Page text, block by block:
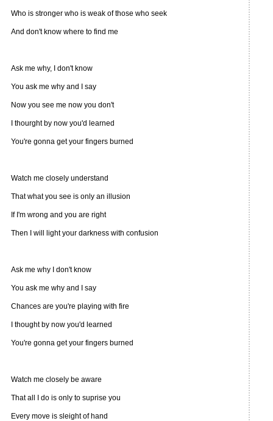
Who is stronger who is weak of those who seek
And don't know where to find me
Ask me why, I don't know
You ask me why and I say
Now you see me now you don't
I thourght by now you'd learned
You're gonna get your fingers burned
Watch me closely understand
That what you see is only an illusion
If I'm wrong and you are right
Then I will light your darkness with confusion
Ask me why I don't know
You ask me why and I say
Chances are you're playing with fire
I thought by now you'd learned
You're gonna get your fingers burned
Watch me closely be aware
That all I do is only to suprise you
Every move is sleight of hand